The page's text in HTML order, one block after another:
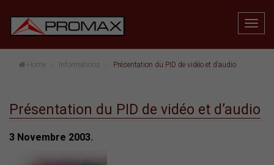
Home Informations Présentation du PID de vidéo et d’audio
Présentation du PID de vidéo et d’audio
3 Novembre 2003.